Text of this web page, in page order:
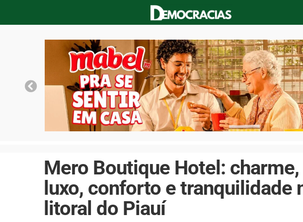
Mero Boutique Hotel: charme,
luxo, conforto e tranquilidade
litoral do Piauí